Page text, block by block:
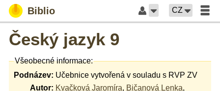
Biblio CZ
Český jazyk 9
Všeobecné informace:
Podnázev: Učebnice vytvořená v souladu s RVP ZV
Autor: Kvačková Jaromíra, Bičanová Lenka,